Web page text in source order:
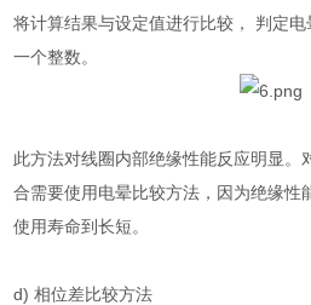
将计算结果与设定值进行比较， 判定
一个整数。
此方法对线圈内部绝缘性能反应明显。
合需要使用电晕比较方法，因为绝缘性
使用寿命到长短。
d)相位差比较方法